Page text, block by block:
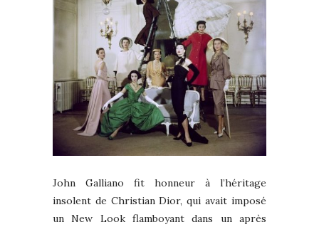
John Galliano fit honneur à l’héritage
insolent de Christian Dior, qui avait imposé
un New Look flamboyant dans un après